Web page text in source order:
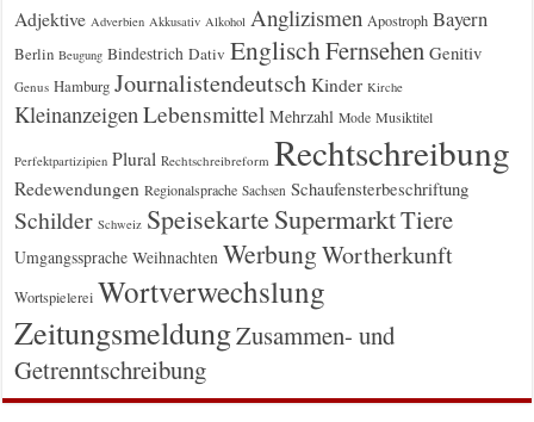
Adjektive Adverbien Akkusativ Alkohol Anglizismen Apostroph Bayern
Berlin Beugung Bindestrich Dativ EnglischFernsehen Genitiv
Genus Hamburg Journalistendeutsch Kinder Kirche
Kleinanzeigen Lebensmittel Mehrzahl Mode Musiktitel
Perfektpartizipien Plural Rechtschreibreform Rechtschreibung
Redewendungen Regionalsprache Sachsen Schaufensterbeschriftung
Schilder Schweiz Speisekarte SupermarktTiere
Umgangssprache Weihnachten WerbungWortherkunft
Wortspielerei Wortverwechslung
ZeitungsmeldungZusammen- und
Getrenntschreibung